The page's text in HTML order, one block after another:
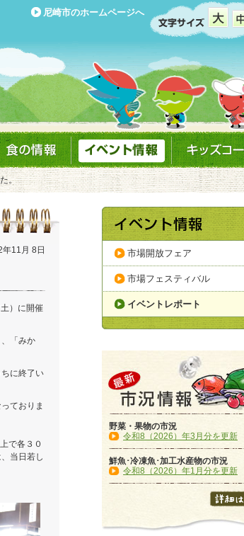
尼崎市のホームページへ
。
市場開放フェア
市場フェスティバル
イベントレポート
野菜・果物の市況
令和8（2026）年3月分を更新
鮮魚･冷凍魚･加工水産物の市況
令和8（2026）年1月分を更新
年11月 8日
）に開催
「みか
に終了い
ておりま
で各３０
当日若し